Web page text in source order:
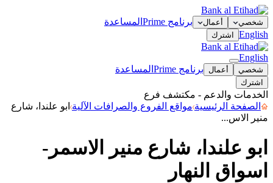
شخصي أعمال برنامج Prime
المساعدة
English
اشترك
English
شخصي أعمال برنامج Prime المساعدة
اشترك
الخدمات والدعم - مكتشف فرع
الصفحة الرئيسية مواقع الفروع والصرافات الآلية ابو علندا، شارع
منير الاس...
ابو علندا، شارع منير الاسمر-
اسواق النهار